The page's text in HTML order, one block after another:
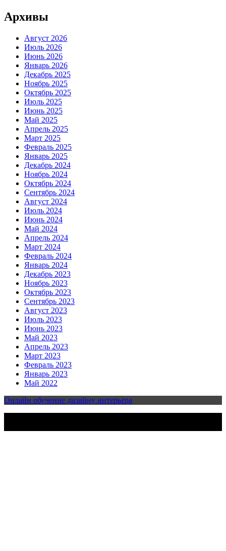
Архивы
Август 2026
Июль 2026
Июнь 2026
Январь 2026
Декабрь 2025
Ноябрь 2025
Октябрь 2025
Июль 2025
Июнь 2025
Май 2025
Апрель 2025
Март 2025
Февраль 2025
Январь 2025
Декабрь 2024
Ноябрь 2024
Октябрь 2024
Сентябрь 2024
Август 2024
Июль 2024
Июнь 2024
Май 2024
Апрель 2024
Март 2024
Февраль 2024
Январь 2024
Декабрь 2023
Ноябрь 2023
Октябрь 2023
Сентябрь 2023
Август 2023
Июль 2023
Июнь 2023
Май 2023
Апрель 2023
Март 2023
Февраль 2023
Январь 2023
Май 2022
Онлайн обучение дизайну интерьера